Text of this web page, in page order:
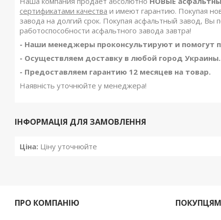
сертификатами качества и имеют гарантию. Покупая
завода на долгий срок. Покупая асфальтный завод, Вы
работоспособности асфальтного завода завтра!
- Наши менеджеры проконсультируют и помогут
- Осуществляем доставку в любой город
- Предоставляем гарантию 12 месяцев на товар.
Наявність уточнюйте у менеджера!
ІНФОРМАЦІЯ ДЛЯ ЗАМОВЛЕННЯ
Ціна: Ціну уточнюйте
ПРО КОМПАНІЮ ПОКУПЦЯМ